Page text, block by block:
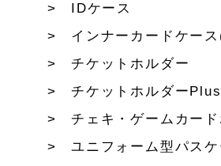
IDケース
インナーカードケー
チケットホルダー
チケットホルダーPlus
チェキ・ゲームカー
ユニフォーム型パスケ